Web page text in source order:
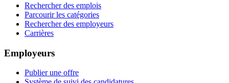
Rechercher des emplois
Parcourir les catégories
Rechercher des employeurs
Carrières
Employeurs
Publier une offre